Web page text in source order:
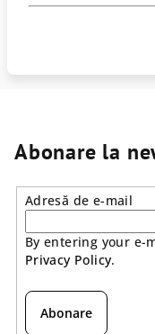
Abonare la
Adresă de e-mail
By entering your e-
Privacy Policy.
Abonare